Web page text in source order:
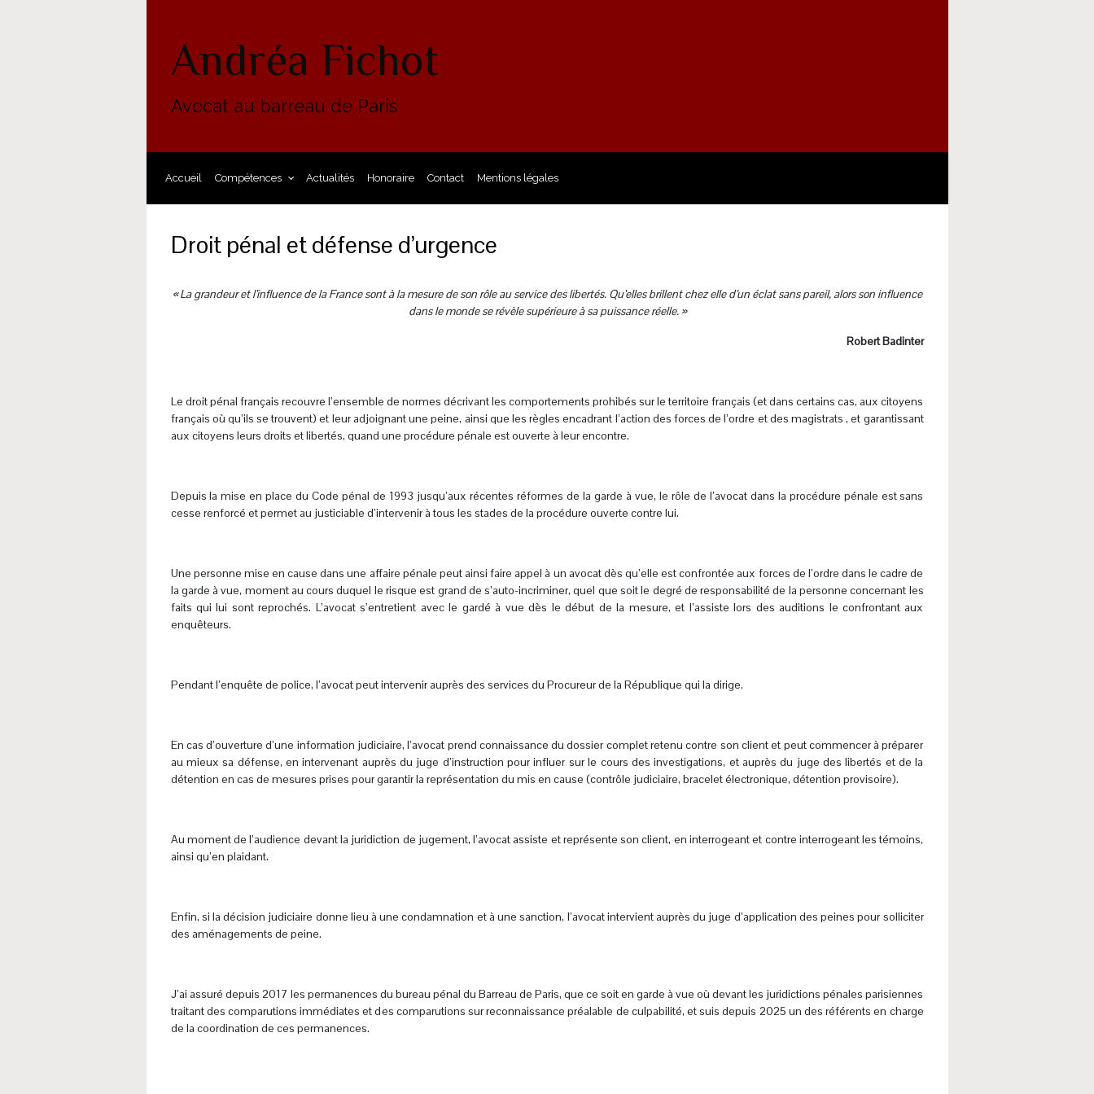
Andréa Fichot
Avocat au barreau de Paris
Accueil Compétences Actualités Honoraire Contact Mentions légales
Droit pénal et défense d’urgence
« La grandeur et l’influence de la France sont à la mesure de son rôle au service des libertés. Qu’elles brillent chez elle d’un éclat sans pareil, alors son influence
dans le monde se révèle supérieure à sa puissance réelle. »
Robert Badinter
Le droit pénal français recouvre l’ensemble de normes décrivant les comportements prohibés sur le territoire français (et dans certains cas, aux citoyens
français où qu’ils se trouvent) et leur adjoignant une peine, ainsi que les règles encadrant l’action des forces de l’ordre et des magistrats , et garantissant
aux citoyens leurs droits et libertés, quand une procédure pénale est ouverte à leur encontre.
Depuis la mise en place du Code pénal de 1993 jusqu’aux récentes réformes de la garde à vue, le rôle de l’avocat dans la procédure pénale est sans
cesse renforcé et permet au justiciable d’intervenir à tous les stades de la procédure ouverte contre lui.
Une personne mise en cause dans une affaire pénale peut ainsi faire appel à un avocat dès qu’elle est confrontée aux forces de l’ordre dans le cadre de
la garde à vue, moment au cours duquel le risque est grand de s’auto-incriminer, quel que soit le degré de responsabilité de la personne concernant les
faits qui lui sont reprochés. L’avocat s’entretient avec le gardé à vue dès le début de la mesure, et l’assiste lors des auditions le confrontant aux
enquêteurs.
Pendant l’enquête de police, l’avocat peut intervenir auprès des services du Procureur de la République qui la dirige.
En cas d’ouverture d’une information judiciaire, l’avocat prend connaissance du dossier complet retenu contre son client et peut commencer à préparer
au mieux sa défense, en intervenant auprès du juge d’instruction pour influer sur le cours des investigations, et auprès du juge des libertés et de la
détention en cas de mesures prises pour garantir la représentation du mis en cause (contrôle judiciaire, bracelet électronique, détention provisoire).
Au moment de l’audience devant la juridiction de jugement, l’avocat assiste et représente son client, en interrogeant et contre interrogeant les témoins,
ainsi qu’en plaidant.
Enfin, si la décision judiciaire donne lieu à une condamnation et à une sanction, l’avocat intervient auprès du juge d’application des peines pour solliciter
des aménagements de peine.
J’ai assuré depuis 2017 les permanences du bureau pénal du Barreau de Paris, que ce soit en garde à vue où devant les juridictions pénales parisiennes
traitant des comparutions immédiates et des comparutions sur reconnaissance préalable de culpabilité, et suis depuis 2025 un des référents en charge
de la coordination de ces permanences.